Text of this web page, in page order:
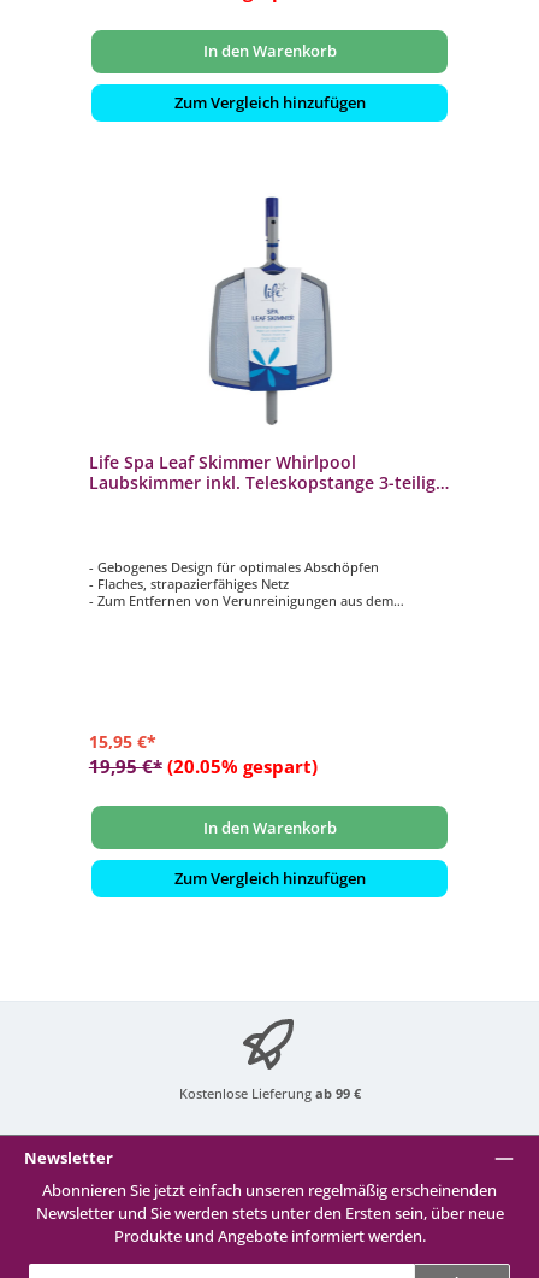
In den Warenkorb
Zum Vergleich hinzufügen
Life Spa Leaf Skimmer Whirlpool
Laubskimmer inkl. Teleskopstange 3-teilig
- Gebogenes Design für optimales Abschöpfen
- Flaches, strapazierfähiges Netz
- Zum Entfernen von Verunreinigungen aus dem
15,95 €*
19,95 €* (20.05% gespart)
In den Warenkorb
Zum Vergleich hinzufügen
Kostenlose Lieferung ab 99 €
Newsletter
Abonnieren Sie jetzt einfach unseren regelmäßig erscheinenden
Newsletter und Sie werden stets unter den Ersten sein, über neue
Produkte und Angebote informiert werden.